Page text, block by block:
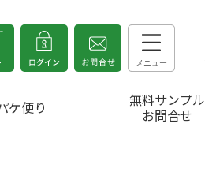
ケ便り
無料サンプル
お問合せ